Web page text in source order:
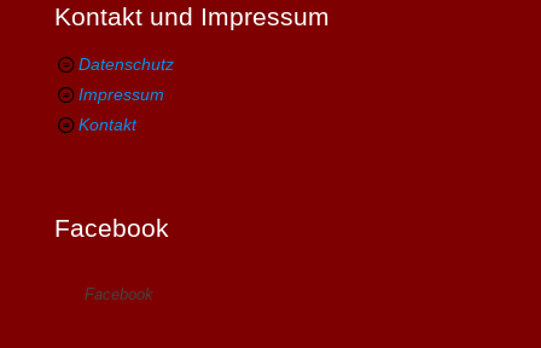
Kontakt und Impressum
Datenschutz
Impressum
Kontakt
Facebook
Facebook